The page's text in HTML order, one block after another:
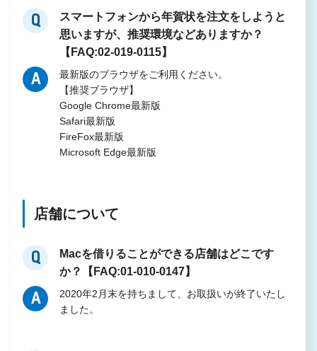
Q
スマートフォンから年賀状を注文をしようと
思いますが、推奨環境などありますか？
【FAQ:02-019-0115】
A
最新版のブラウザをご利用ください。
【推奨ブラウザ】
Google Chrome最新版
Safari最新版
FireFox最新版
Microsoft Edge最新版
店舗について
Q
Macを借りることができる店舗はどこです
か？【FAQ:01-010-0147】
A
2020年2月末を持ちまして、お取扱いが終了いたし
ました。